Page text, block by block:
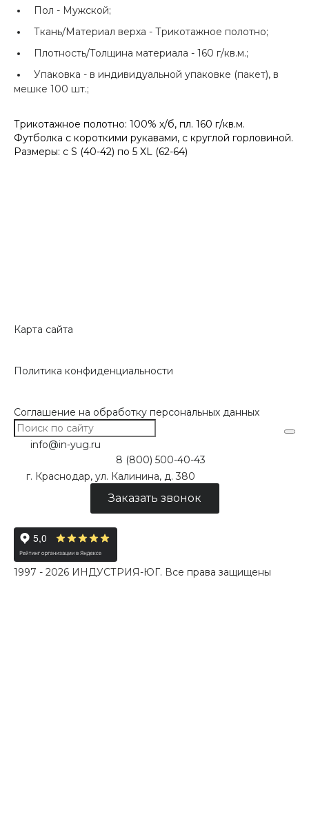
Пол - Мужской;
Ткань/Материал верха - Трикотажное полотно;
Плотность/Толщина материала - 160 г/кв.м.;
Упаковка - в индивидуальной упаковке (пакет), в
мешке 100 шт.;
Трикотажное полотно: 100% х/б, пл. 160 г/кв.м.
Футболка с короткими рукавами, с круглой горловиной.
Размеры: с S (40-42) по 5 XL (62-64)
Карта сайта
Политика конфиденциальности
Соглашение на обработку персональных данных
info@in-yug.ru
8 (800) 500-40-43
г. Краснодар, ул. Калинина, д. 380
Заказать звонок
1997 - 2026 ИНДУСТРИЯ-ЮГ. Все права защищены